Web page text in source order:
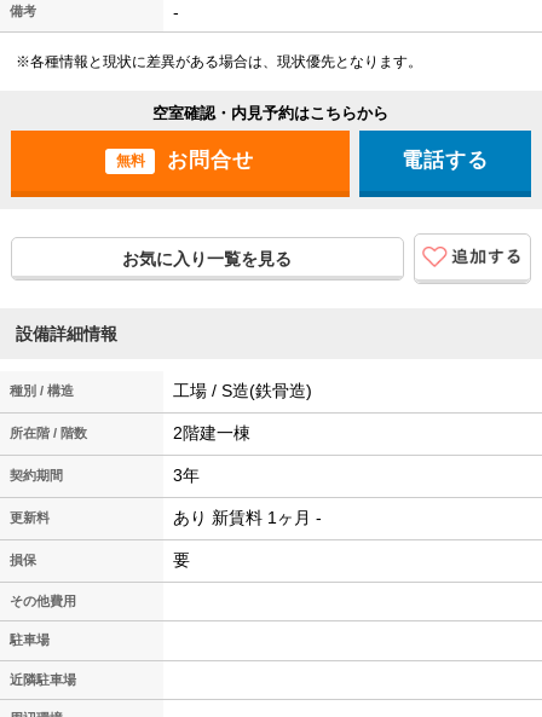
備考 -
※各種情報と現状に差異がある場合は、現状優先となります。
空室確認・内見予約はこちらから
無料 電話する
お気に入り一覧を見る
設備詳細情報
種別 / 構造 工場 / S造(鉄骨造)
所在階 / 階数 2階建一棟
契約期間 3年
更新料 あり 新賃料 1ヶ月 -
損保 要
その他費用
駐車場
近隣駐車場